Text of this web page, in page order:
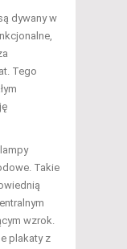
dywany w
Tego
Takie
wzrok.
plakaty z